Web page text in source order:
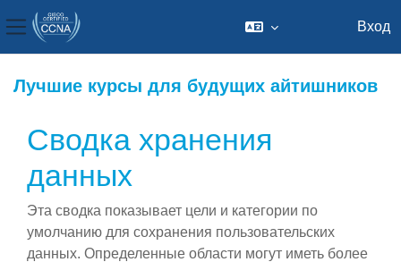
Боковая панель
Вход
Лучшие курсы для будущих айтишников
Сводка хранения
данных
Эта сводка показывает цели и категории по
умолчанию для сохранения пользовательских
данных. Определенные области могут иметь более